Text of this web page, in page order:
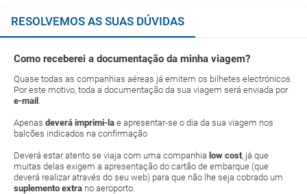
RESOLVEMOS AS SUAS DÚVIDAS
Como receberei a documentação da minha viagem?
Quase todas as companhias aéreas já emitem os bilhetes electrónicos.
Por este motivo, toda a documentação da sua viagem será enviada por
e-mail .
Apenas deverá imprimi-la e apresentar-se o dia da sua viagem nos
balcões indicados na confirmação
Deverá estar atento se viaja com uma companhia low cost, já que
muitas delas exigem a apresentação do cartão de embarque (que
deverá realizar através do seu web) para que não lhe seja cobrado um
suplemento extra no aeroporto.